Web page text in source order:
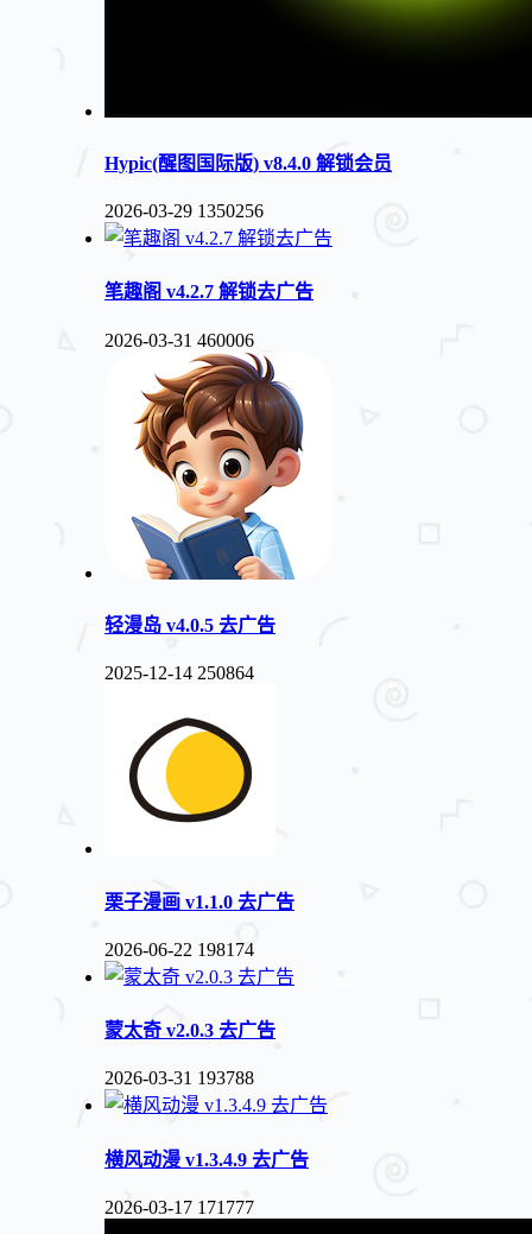
Hypic(醒图国际版) v8.4.0 解锁会员
2026-03-29 1350256
笔趣阁 v4.2.7 解锁去广告
2026-03-31 460006
轻漫岛 v4.0.5 去广告
2025-12-14 250864
栗子漫画 v1.1.0 去广告
2026-06-22 198174
蒙太奇 v2.0.3 去广告
2026-03-31 193788
横风动漫 v1.3.4.9 去广告
2026-03-17 171777